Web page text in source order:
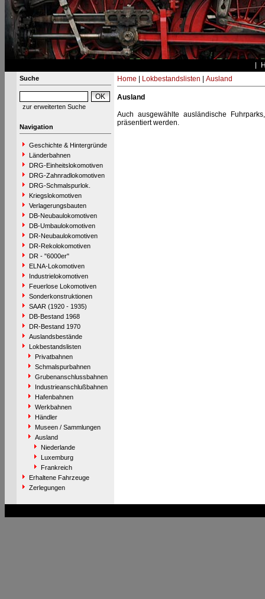
Suche
zur erweiterten Suche
Navigation
Geschichte & Hintergründe
Länderbahnen
DRG-Einheitslokomotiven
DRG-Zahnradlokomotiven
DRG-Schmalspurlok.
Kriegslokomotiven
Verlagerungsbauten
DB-Neubaulokomotiven
DB-Umbaulokomotiven
DR-Neubaulokomotiven
DR-Rekolokomotiven
DR - "6000er"
ELNA-Lokomotiven
Industrielokomotiven
Feuerlose Lokomotiven
Sonderkonstruktionen
SAAR (1920 - 1935)
DB-Bestand 1968
DR-Bestand 1970
Auslandsbestände
Lokbestandslisten
Privatbahnen
Schmalspurbahnen
Grubenanschlussbahnen
Industrieanschlußbahnen
Hafenbahnen
Werkbahnen
Händler
Museen / Sammlungen
Ausland
Niederlande
Luxemburg
Frankreich
Erhaltene Fahrzeuge
Zerlegungen
Home Lokbestandslisten Ausland
Ausland
Auch ausgewählte ausländische
präsentiert werden.